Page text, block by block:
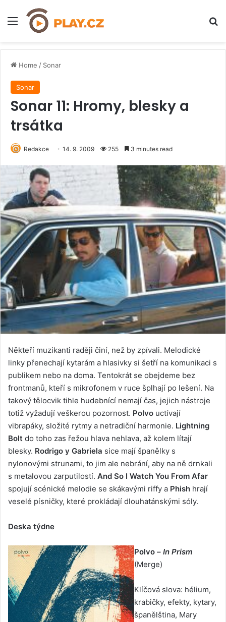
Menu
Home / Sonar
Sonar
Sonar 11: Hromy, blesky a
trsátka
Redakce 14. 9. 2009 255 3 minutes read
Někteří muzikanti raději činí, než by zpívali. Melodické
linky přenechají kytarám a hlasivky si šetří na komunikaci s
publikem nebo na doma. Tentokrát se obejdeme bez
frontmanů, kteří s mikrofonem v ruce šplhají po lešení. Na
takový tělocvik tihle hudebnící nemají čas, jejich nástroje
totiž vyžadují veškerou pozornost. Polvo uctívají
vibrapáky, složité rytmy a netradiční harmonie. Lightning
Bolt do toho zas řežou hlava nehlava, až kolem lítají
blesky. Rodrigo y Gabriela sice mají španělky s
nylonovými strunami, to jim ale nebrání, aby na ně drnkali
s metalovou zarputilostí. And So I Watch You From Afar
spojují scénické melodie se skákavými riffy a Phish hrají
veselé písničky, které prokládají dlouhatánskými sóly.
Deska týdne
Polvo – In Prism
(Merge)
Klíčová slova: hélium,
krabičky, efekty, kytary,
španělština, Mary